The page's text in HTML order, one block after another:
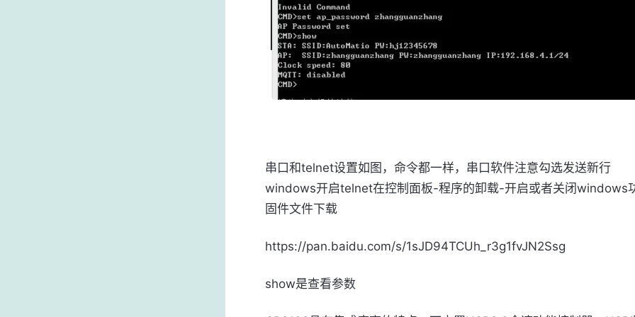
串口和telnet设置如图，命令都一样，串口软件注意勾选发送新行
windows开启telnet在控制面板-程序的卸载-开启或者关闭windows
固件文件下载
https://pan.baidu.com/s/1sJD94TCUh_r3g1fvJN2Ssg
show是查看参数